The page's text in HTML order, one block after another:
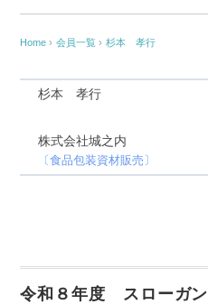
Home › 会員一覧 › 杉本 孝行
杉本 孝行
株式会社城之内
〔食品包装資材販売〕
令和８年度 スローガン